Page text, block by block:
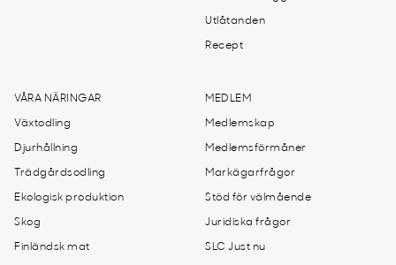
Utlåtanden
Recept
VÅRA NÄRINGAR
Växtodling
Djurhållning
Trädgårdsodling
Ekologisk produktion
Skog
Finländsk mat
MEDLEM
Medlemskap
Medlemsförmåner
Markägarfrågor
Stöd för välmående
Juridiska frågor
SLC Just nu